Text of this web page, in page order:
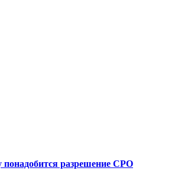
понадобится разрешение СРО